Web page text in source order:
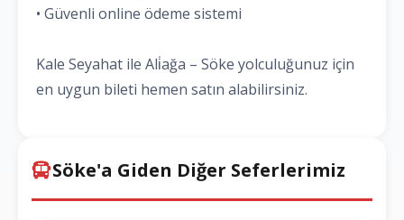
• Güvenli online ödeme sistemi
Kale Seyahat ile Ali̇ağa – Söke yolculuğunuz için
en uygun bileti hemen satın alabilirsiniz.
Söke'a Giden Diğer Seferlerimiz